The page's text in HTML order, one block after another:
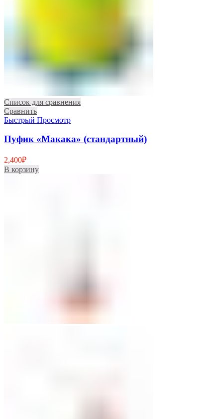
Список для сравнения
Сравнить
Быстрый Просмотр
Пуфик «Макака» (стандартный)
2,400₽
В корзину